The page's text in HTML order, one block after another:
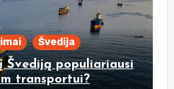
Švedija
Švediją populiariausi
transportui?